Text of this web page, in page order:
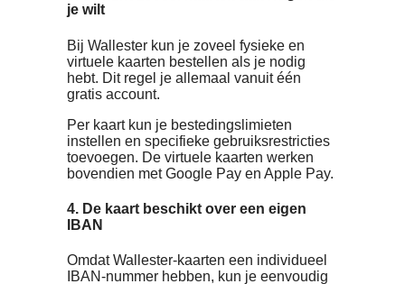
opnemen van contant geld.
Wallester biedt daarnaast betaalde
pakketten aan. Toch krijg je met het
account al toegang tot alle basisfuncties
kostenbeheer.
2. Prepaid betekent dat je geen
op prepaidbasis. Je kunt uitsluitend
betalen wanneer er voldoende saldo